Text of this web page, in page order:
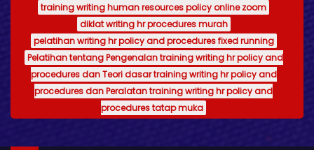
training writing human resources policy online zoom
diklat writing hr procedures murah
pelatihan writing hr policy and procedures fixed running
Pelatihan tentang Pengenalan training writing hr policy and
procedures dan Teori dasar training writing hr policy and
procedures dan Peralatan training writing hr policy and
procedures tatap muka